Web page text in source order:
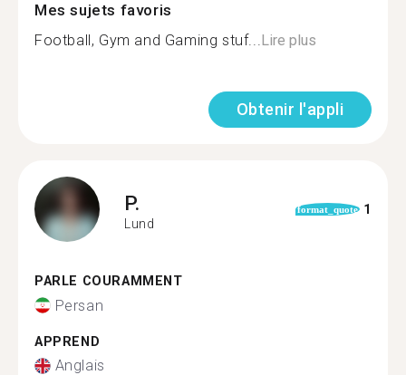
Mes sujets favoris
Football, Gym and Gaming stuf...Lire plus
Obtenir l'appli
P.
Lund
format_quote 1
PARLE COURAMMENT
Persan
APPREND
Anglais